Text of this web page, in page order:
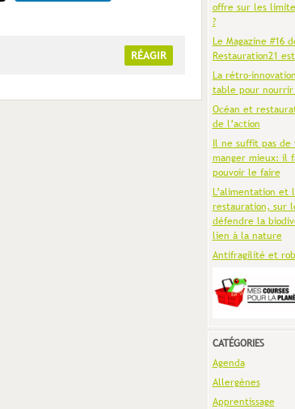
RÉAGIR
offre sur les
?
Le Magazine #16
Restauration21
La rétro-
table pour
Océan et
de l’action
Il ne suffit pas de
manger mieux: il
pouvoir le faire
L’alimentation et
restauration, sur
défendre la
lien à la nature
Antifragilité et
CATÉGORIES
Agenda
Allergènes
Apprentissage